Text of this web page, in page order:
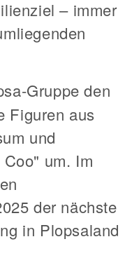
– immer
Gruppe den
Figuren aus
und
um. Im
der nächste
in Plopsaland